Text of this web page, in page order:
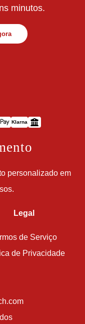
minutos.
Klarna
personalizado em
Legal
de Serviço
de Privacidade